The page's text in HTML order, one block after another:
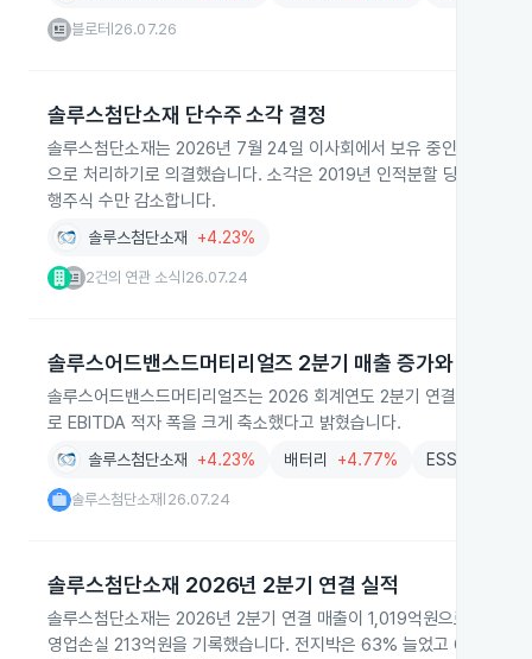
블로터 26.07.26
솔루스첨단소재 단수주 소각 결정
솔루스첨단소재는 2026년 7월 24일 이사회에서 보유 중인 보통주
으로 처리하기로 의결했습니다. 소각은 2019년 인적분할 당시 취득
행주식 수만 감소합니다.
솔루스첨단소재 +4.23%
2건의 연관 소식 26.07.24
솔루스어드밴스드머티리얼즈 2분기 매출 증가와 글로벌
솔루스어드밴스드머티리얼즈는 2026 회계연도 2분기 연결 매출이
로 EBITDA 적자 폭을 크게 축소했다고 밝혔습니다.
솔루스첨단소재 +4.23% 배터리 +4.77% ESS
솔루스첨단소재 26.07.24
솔루스첨단소재 2026년 2분기 연결 실적
솔루스첨단소재는 2026년 2분기 연결 매출이 1,019억원으로 31%
영업손실 213억원을 기록했습니다. 전지박은 63% 늘었고 OLED는